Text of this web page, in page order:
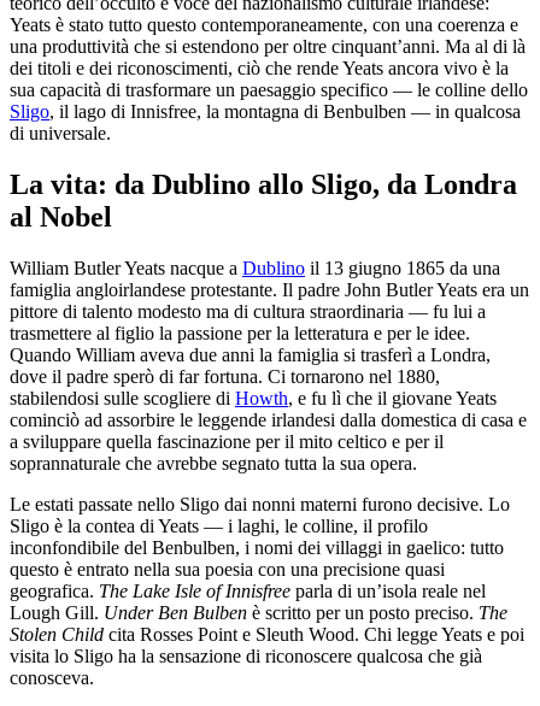
Yeats è stato tutto questo contemporaneamente, con una coerenza e
una produttività che si estendono per oltre cinquant’anni. Ma al di là
dei titoli e dei riconoscimenti, ciò che rende Yeats ancora vivo è la
sua capacità di trasformare un paesaggio specifico — le colline dello
Sligo, il lago di Innisfree, la montagna di Benbulben — in qualcosa
di universale.
La vita: da Dublino allo Sligo, da Londra
al Nobel
William Butler Yeats nacque a Dublino il 13 giugno 1865 da una
famiglia angloirlandese protestante. Il padre John Butler Yeats era un
pittore di talento modesto ma di cultura straordinaria — fu lui a
trasmettere al figlio la passione per la letteratura e per le idee.
Quando William aveva due anni la famiglia si trasferì a Londra,
dove il padre sperò di far fortuna. Ci tornarono nel 1880,
stabilendosi sulle scogliere di Howth, e fu lì che il giovane Yeats
cominciò ad assorbire le leggende irlandesi dalla domestica di casa e
a sviluppare quella fascinazione per il mito celtico e per il
soprannaturale che avrebbe segnato tutta la sua opera.
Le estati passate nello Sligo dai nonni materni furono decisive. Lo
Sligo è la contea di Yeats — i laghi, le colline, il profilo
inconfondibile del Benbulben, i nomi dei villaggi in gaelico: tutto
questo è entrato nella sua poesia con una precisione quasi
geografica. The Lake Isle of Innisfree parla di un’isola reale nel
Lough Gill. Under Ben Bulben è scritto per un posto preciso. The
Stolen Child cita Rosses Point e Sleuth Wood. Chi legge Yeats e poi
visita lo Sligo ha la sensazione di riconoscere qualcosa che già
conosceva.